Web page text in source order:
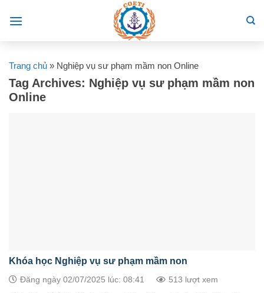
Trang chủ » Nghiệp vụ sư phạm mầm non Online
Tag Archives: Nghiệp vụ sư phạm mầm non
Online
Khóa học Nghiệp vụ sư phạm mầm non
Đăng ngày 02/07/2025 lúc: 08:41 513 lượt xem